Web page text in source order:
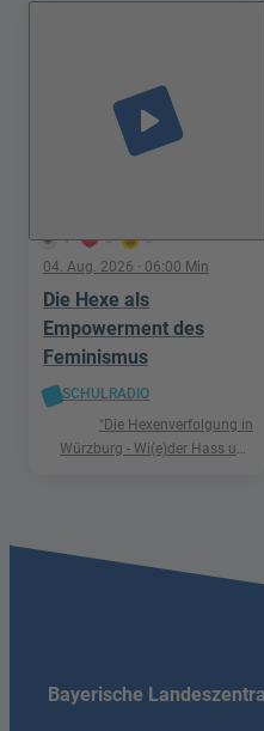
1 0 0
play_arrow
04. Aug. 2026 · 06:00 Min
Die Hexe als
Empowerment des
Feminismus
SCHULRADIO
"Die Hexenverfolgung in
Würzburg - Wi(e)der Hass und
Bayerische